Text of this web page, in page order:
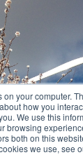
your computer.
how you
We use this
browsing
both on this
we use, see